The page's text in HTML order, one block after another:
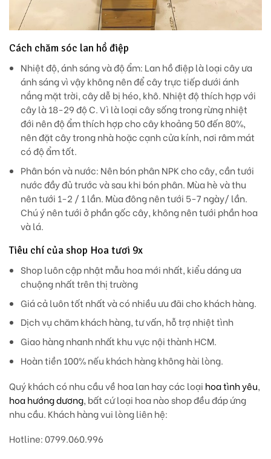
Cách chăm sóc lan hồ điệp
Nhiệt độ, ánh sáng và độ ẩm: Lan hồ điệp là loại cây ưa
ánh sáng vì vậy không nên để cây trực tiếp dưới ánh
nắng mặt trời, cây dễ bị héo, khô. Nhiệt độ thích hợp với
cây là 18-29 độ C. Vì là loại cây sống trong rừng nhiệt
đới nên độ ẩm thích hợp cho cây khoảng 50 đến 80%,
nên đặt cây trong nhà hoặc cạnh cửa kính, nơi râm mát
có độ ẩm tốt.
Phân bón và nước: Nên bón phân NPK cho cây, cần tưới
nước đầy đủ trước và sau khi bón phân. Mùa hè và thu
nên tưới 1-2 / 1 lần. Mùa đông nên tưới 5-7 ngày/ lần.
Chú ý nên tưới ở phần gốc cây, không nên tưới phần hoa
và lá.
Tiêu chí của shop Hoa tươi 9x
Shop luôn cập nhật mẫu hoa mới nhất, kiểu dáng ưa
chuộng nhất trên thị trường
Giá cả luôn tốt nhất và có nhiều ưu đãi cho khách hàng.
Dịch vụ chăm khách hàng, tư vấn, hỗ trợ nhiệt tình
Giao hàng nhanh nhất khu vực nội thành HCM.
Hoàn tiền 100% nếu khách hàng không hài lòng.
Quý khách có nhu cầu về hoa lan hay các loại hoa tình yêu,
hoa hướng dương, bất cứ loại hoa nào shop đều đáp ứng
nhu cầu. Khách hàng vui lòng liên hệ:
Hotline: 0799.060.996